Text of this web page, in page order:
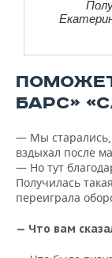
БАРС»
— Мы старались,
вздыхал после
— Но тут
Получилась
переиграла
— Что вам